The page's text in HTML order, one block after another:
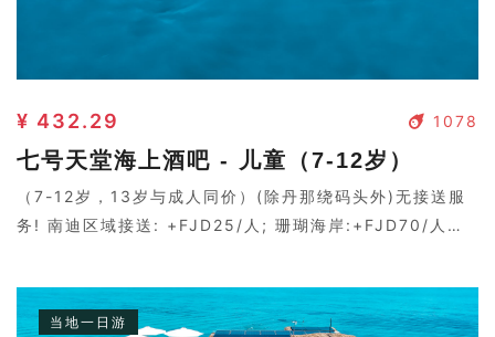
1078
¥ 432.29
七号天堂海上酒吧 - 儿童（7-12岁）
（7-12岁，13岁与成人同价）(除丹那绕码头外)无接送服
务! 南迪区域接送: +FJD25/人; 珊瑚海岸:+FJD70/人。
当地一日游